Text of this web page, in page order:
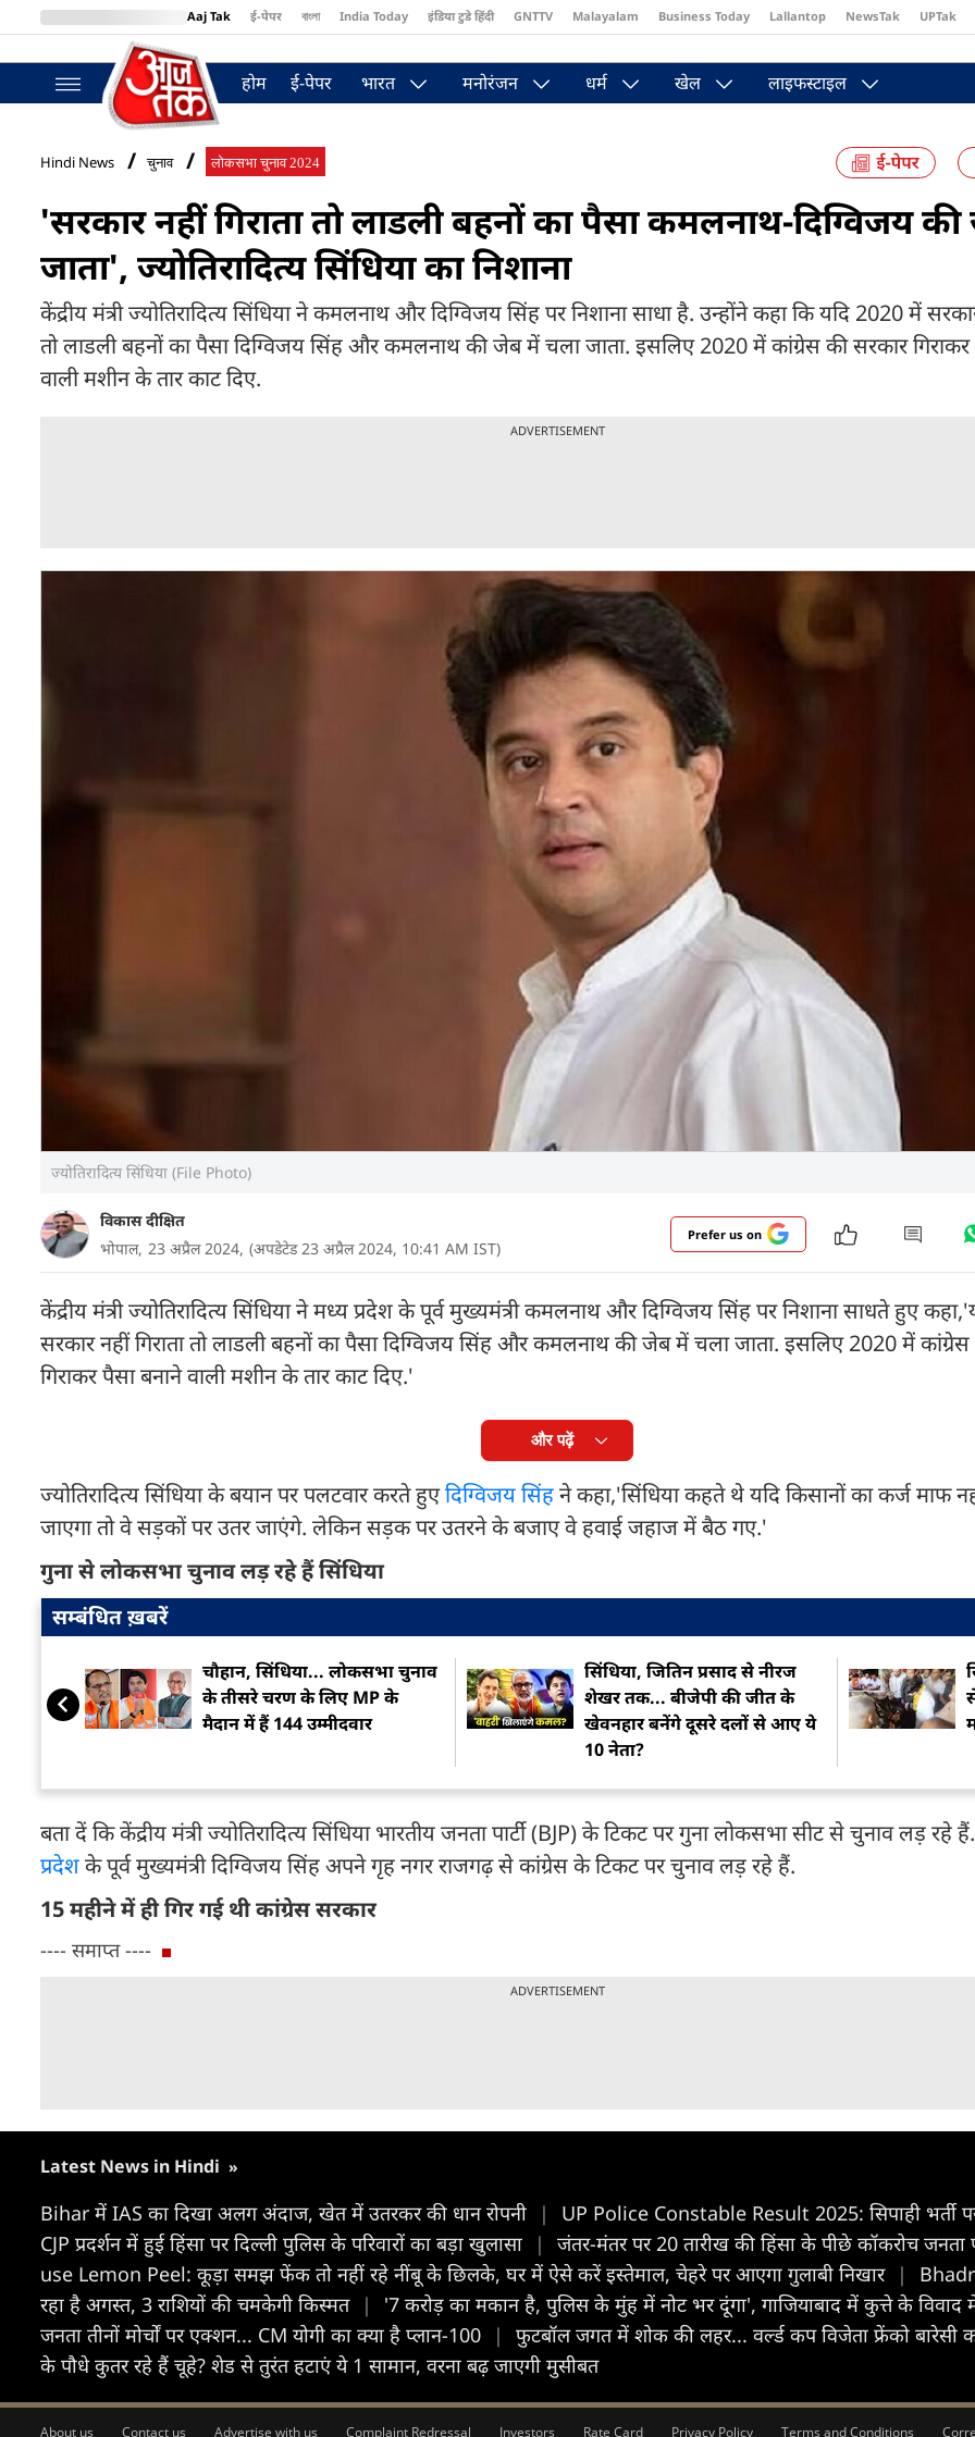
Aaj Tak ई-पेपर বাংলা India Today इंडिया टुडे हिंदी GNTTV Malayalam Business Today Lallantop NewsTak UPTak
BT Bazaar
होम ई-पेपर भारत मनोरंजन धर्म खेल लाइफस्टाइल
Hindi News चुनाव लोकसभा चुनाव 2024
'सरकार नहीं गिराता तो लाडली बहनों का पैसा कमलनाथ-दिग्विजय
जाता', ज्योतिरादित्य सिंधिया का निशाना
केंद्रीय मंत्री ज्योतिरादित्य सिंधिया ने कमलनाथ और दिग्विजय सिंह पर निशाना साधा है. उन्होंने कहा कि यदि 2020 में
तो लाडली बहनों का पैसा दिग्विजय सिंह और कमलनाथ की जेब में चला जाता. इसलिए 2020 में कांग्रेस की सरकार गिराकर
वाली मशीन के तार काट दिए.
ADVERTISEMENT
ज्योतिरादित्य सिंधिया (File Photo)
विकास दीक्षित
भोपाल, 23 अप्रैल 2024, (अपडेटेड 23 अप्रैल 2024, 10:41 AM IST)
Prefer us on
केंद्रीय मंत्री ज्योतिरादित्य सिंधिया ने मध्य प्रदेश के पूर्व मुख्यमंत्री कमलनाथ और दिग्विजय सिंह पर निशाना साधते हुए
सरकार नहीं गिराता तो लाडली बहनों का पैसा दिग्विजय सिंह और कमलनाथ की जेब में चला जाता. इसलिए 2020 में
गिराकर पैसा बनाने वाली मशीन के तार काट दिए.'
और पढ़ें
ज्योतिरादित्य सिंधिया के बयान पर पलटवार करते हुएदिग्विजय सिंहने कहा,'सिंधिया कहते थे यदि किसानों का कर्ज माफ
जाएगा तो वे सड़कों पर उतर जाएंगे. लेकिन सड़क पर उतरने के बजाए वे हवाई जहाज में बैठ गए.'
गुना से लोकसभा चुनाव लड़ रहे हैं सिंधिया
सम्बंधित ख़बरें
चौहान, सिंधिया... लोकसभा चुनाव
के तीसरे चरण के लिए MP के
मैदान में हैं 144 उम्मीदवार
सिंधिया, जितिन प्रसाद से नीरज
शेखर तक... बीजेपी की जीत के
खेवनहार बनेंगे दूसरे दलों से आए ये
10 नेता?
बता दें कि केंद्रीय मंत्री ज्योतिरादित्य सिंधिया भारतीय जनता पार्टी (BJP) के टिकट पर गुना लोकसभा सीट से चुनाव लड़ रहे
प्रदेशके पूर्व मुख्यमंत्री दिग्विजय सिंह अपने गृह नगर राजगढ़ से कांग्रेस के टिकट पर चुनाव लड़ रहे हैं.
15 महीने में ही गिर गई थी कांग्रेस सरकार
---- समाप्त ----
ADVERTISEMENT
Latest News in Hindi »
Bihar में IAS का दिखा अलग अंदाज, खेत में उतरकर की धान रोपनी | UP Police Constable Result 2025: सिपाही भर्ती
CJP प्रदर्शन में हुई हिंसा पर दिल्ली पुलिस के परिवारों का बड़ा खुलासा
| जंतर-मंतर पर 20 तारीख की हिंसा के पीछे कॉकरोच जनता
use Lemon Peel: कूड़ा समझ फेंक तो नहीं रहे नींबू के छिलके, घर में ऐसे करें इस्तेमाल, चेहरे पर आएगा गुलाबी निखार |
रहा है अगस्त, 3 राशियों की चमकेगी किस्मत | '7 करोड़ का मकान है, पुलिस के मुंह में नोट भर दूंगा', गाजियाबाद में कुत्ते के
जनता तीनों मोर्चों पर एक्शन... CM योगी का क्या है प्लान-100
| फुटबॉल जगत में शोक की लहर... वर्ल्ड कप विजेता फ्रेंको बारेसी
के पौधे कुतर रहे हैं चूहे? शेड से तुरंत हटाएं ये 1 सामान, वरना बढ़ जाएगी मुसीबत
About us Contact us Advertise with us Complaint Redressal Investors Rate Card Privacy Policy Terms and Conditions